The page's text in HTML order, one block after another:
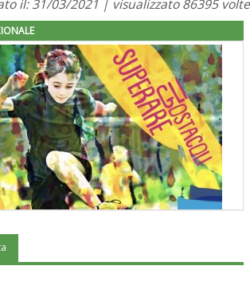
il: 31/03/2021 | visualizzato 86395 volte
la relazione di Tiziano Pesce al CN Uisp